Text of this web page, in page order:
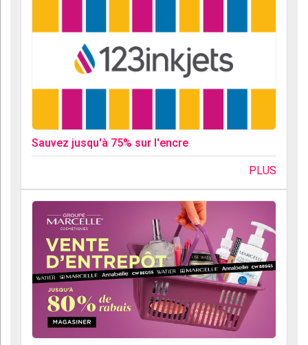
Sauvez jusqu'à 75% sur l'encre
PLUS